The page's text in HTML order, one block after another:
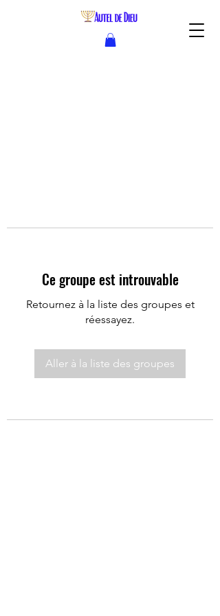
Ce groupe est introuvable
Retournez à la liste des groupes et
réessayez.
Aller à la liste des groupes